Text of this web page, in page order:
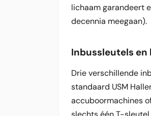
lichaam garandeert
decennia meegaan).
Inbussleutels en
Drie verschillende
standaard USM
accuboormachines